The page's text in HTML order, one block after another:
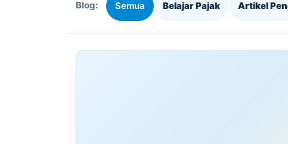
Blog: Semua Belajar Pajak Artikel